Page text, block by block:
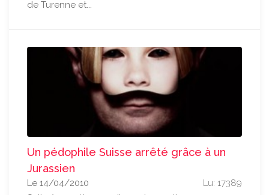
de Turenne et...
Un pédophile Suisse arrêté grâce à un
Jurassien
Lu: 17389
Le 14/04/2010